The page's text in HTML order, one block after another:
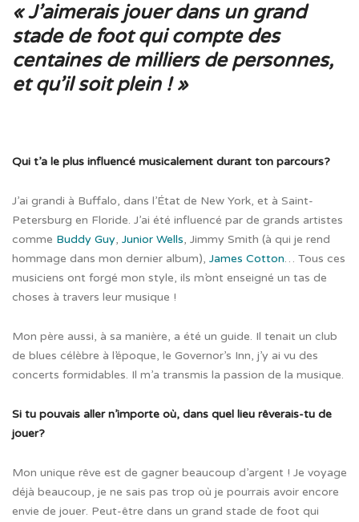
« J’aimerais jouer dans un grand
stade de foot qui compte des
centaines de milliers de personnes,
et qu’il soit plein ! »
Qui t’a le plus influencé musicalement durant ton parcours?
J’ai grandi à Buffalo, dans l’État de New York, et à Saint-
Petersburg en Floride. J’ai été influencé par de grands artistes
comme Buddy Guy, Junior Wells, Jimmy Smith (à qui je rend
hommage dans mon dernier album), James Cotton… Tous ces
musiciens ont forgé mon style, ils m’ont enseigné un tas de
choses à travers leur musique !
Mon père aussi, à sa manière, a été un guide. Il tenait un club
de blues célèbre à l’époque, le Governor’s Inn, j’y ai vu des
concerts formidables. Il m’a transmis la passion de la musique.
Si tu pouvais aller n’importe où, dans quel lieu rêverais-tu de
jouer?
Mon unique rêve est de gagner beaucoup d’argent ! Je voyage
déjà beaucoup, je ne sais pas trop où je pourrais avoir encore
envie de jouer. Peut-être dans un grand stade de foot qui